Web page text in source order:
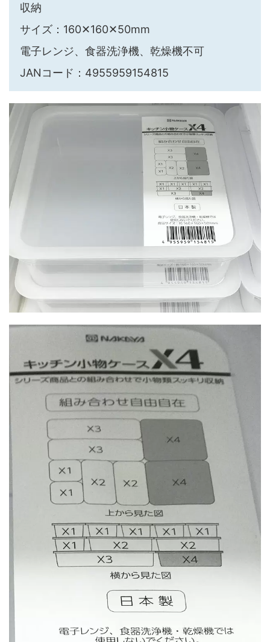
収納
サイズ：160✕160✕50mm
電子レンジ、食器洗浄機、乾燥機不可
JANコード：4955959154815